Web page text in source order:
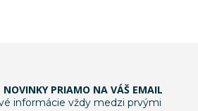
NOVINKY PRIAMO NA VÁŠ EMAIL
informácie vždy medzi prvými